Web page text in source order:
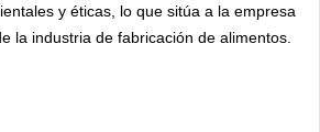
y éticas, lo que sitúa a la empresa
la industria de fabricación de alimentos.